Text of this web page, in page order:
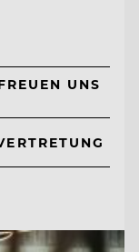
UNS